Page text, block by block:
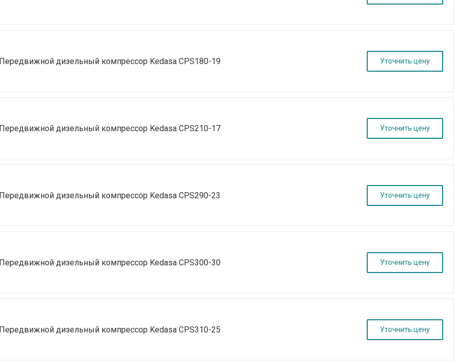
Передвижной дизельный компрессор Kedasa CPS180-19 Уточнить цену
Передвижной дизельный компрессор Kedasa CPS210-17 Уточнить цену
Передвижной дизельный компрессор Kedasa CPS290-23 Уточнить цену
Передвижной дизельный компрессор Kedasa CPS300-30 Уточнить цену
Передвижной дизельный компрессор Kedasa CPS310-25 Уточнить цену